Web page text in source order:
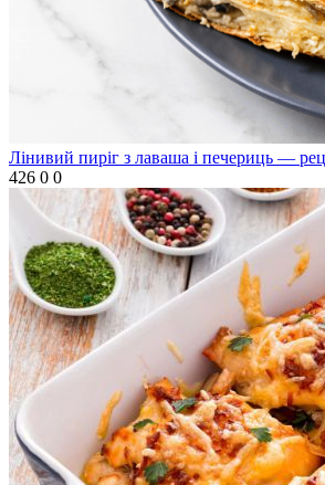
Лінивий пиріг з лаваша і печериць —
426 0 0